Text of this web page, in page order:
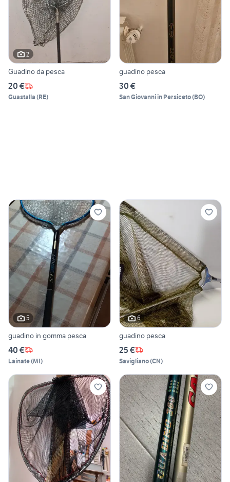
2
Guadino da pesca
20 €
Guastalla (RE)
guadino pesca
30 €
San Giovanni in Persiceto(BO)
5
guadino in gomma pesca
40 €
Lainate(MI)
6
guadino pesca
25 €
Savigliano(CN)